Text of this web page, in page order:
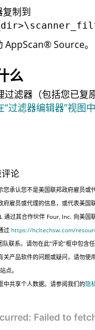
制到
AppScan®Source。
么
过滤器（包括您已复
“过滤器编辑器”视图
论
您承认您不是美国联邦政府雇员或
府雇员或代理的信息，或代表美国
通过其合作伙伴 Four, Inc. 向美国
过 https://hcltechsw.com/
联系。请勿在此“评论”框中包含任
关产品软件的问题或疑问，请勿使
点。
中共享个人数据。请参阅我们的隐